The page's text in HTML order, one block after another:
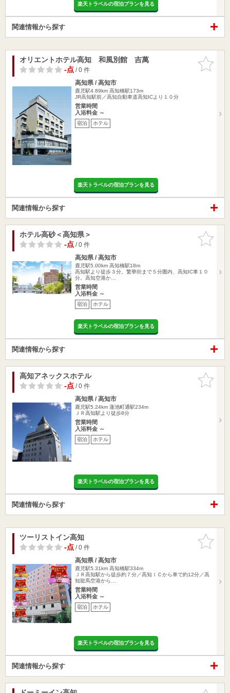
楽天トラベルの宿泊プランを見る
関連情報から探す
お気に入
りに追加
オリエントホテル高知 和風別館 吉萬
-点/ 0 件
高知県 / 高知市
鹿児駅4.89km 高知橋駅173m
JR高知駅前／高知自動車道高知ICより１０分
営業時間
入浴料金 ～
宿泊 ホテル
楽天トラベルの宿泊プランを見る
関連情報から探す
お気に入
りに追加
ホテル高砂＜高知県＞
-点/ 0 件
高知県 / 高知市
鹿児駅5.00km 高知橋駅18m
高知駅より徒歩３分。繁華街まで５分圏内、高知IC車１０
分。高知空港か…
営業時間
入浴料金 ～
宿泊 ホテル
楽天トラベルの宿泊プランを見る
関連情報から探す
お気に入
りに追加
高知アネックスホテル
-点/ 0 件
高知県 / 高知市
鹿児駅5.24km 蓮池町通駅234m
ＪＲ高知駅より徒歩8分
営業時間
入浴料金 ～
宿泊 ホテル
楽天トラベルの宿泊プランを見る
関連情報から探す
お気に入
りに追加
ツーリストイン高知
-点/ 0 件
高知県 / 高知市
鹿児駅5.31km 高知橋駅334m
ＪＲ高知駅から徒歩約７分／高知ＩＣから車で約12分／高
知龍馬空港から…
営業時間
入浴料金 ～
宿泊 ホテル
楽天トラベルの宿泊プランを見る
関連情報から探す